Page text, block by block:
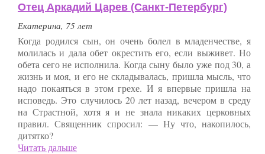
Отец Аркадий Царев (Санкт-Петербург)
Екатерина, 75 лет
Когда родился сын, он очень болел в младенчестве, я
молилась и дала обет окрестить его, если выживет. Но
обета сего не исполнила. Когда сыну было уже под 30, а
жизнь и моя, и его не складывалась, пришла мысль, что
надо покаяться в этом грехе. И я впервые пришла на
исповедь. Это случилось 20 лет назад, вечером в среду
на Страстной, хотя я и не знала никаких церковных
правил. Священник спросил: — Ну что, накопилось,
дитятко?
Читать дальше